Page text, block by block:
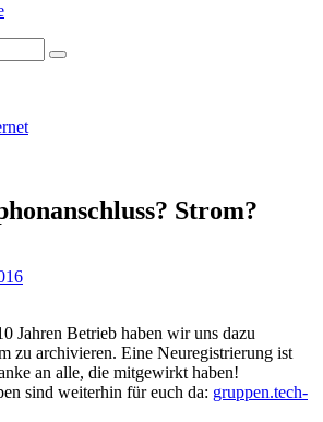
Strom?
Jahren Betrieb haben wir uns dazu
zu archivieren. Eine Neuregistrierung ist
an alle, die mitgewirkt haben!
sind weiterhin für euch da: gruppen.tech-